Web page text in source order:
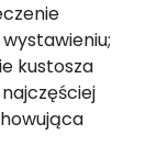
kustosza